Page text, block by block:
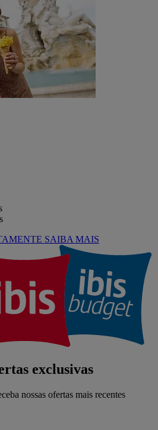
SAIBA MAIS
exclusivas
nossas ofertas mais recentes